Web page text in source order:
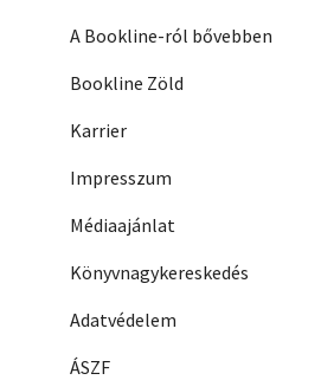
A Bookline-ról bővebben
Bookline Zöld
Karrier
Impresszum
Médiaajánlat
Könyvnagykereskedés
Adatvédelem
ÁSZF